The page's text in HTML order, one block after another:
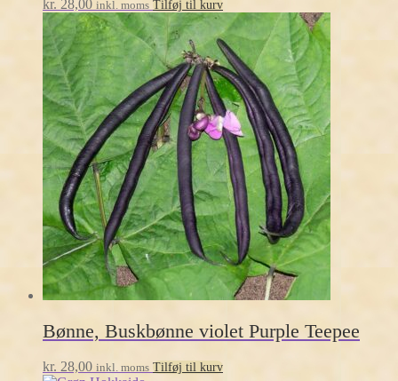
kr. 28,00 inkl. moms Tilføj til kurv
Bønne, Buskbønne violet Purple Teepee
kr. 28,00 inkl. moms Tilføj til kurv